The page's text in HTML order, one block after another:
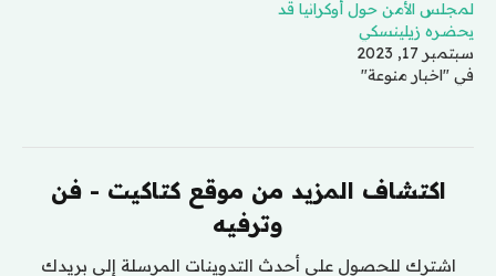
لمجلس الأمن حول أوكرانيا قد
يحضره زيلينسكي
سبتمبر 17, 2023
في "اخبار منوعة"
اكتشاف المزيد من موقع كتاكيت - فن
وترفيه
اشترك للحصول على أحدث التدوينات المرسلة إلى بريدك